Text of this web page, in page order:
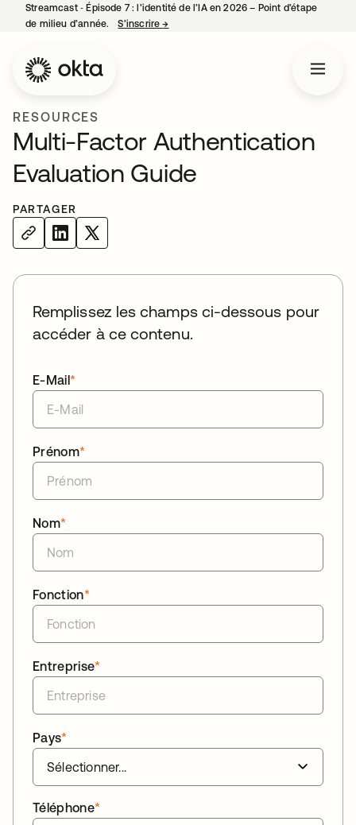
Streamcast ‑ Épisode 7 : l’identité de l’IA en 2026 – Point d’étape
de milieu d’année.
S’inscrire→
RESOURCES
Multi-Factor Authentication
Evaluation Guide
PARTAGER
Remplissez les champs ci-dessous pour
accéder à ce contenu.
*
E-Mail
*
Prénom
*
Nom
*
Fonction
*
Entreprise
*
Pays
*
Téléphone